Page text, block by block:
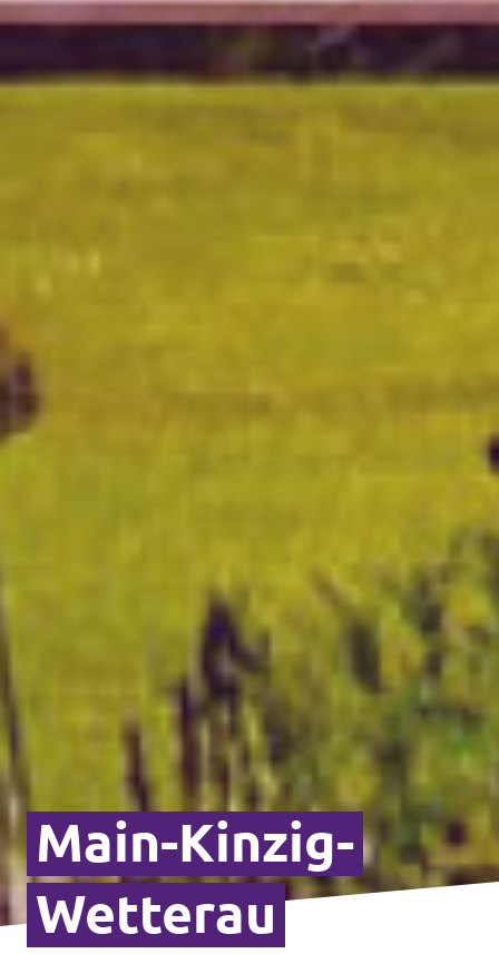
Main-Kinzig-
Wetterau